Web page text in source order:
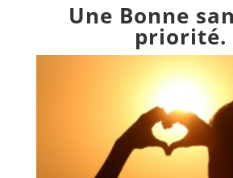
professeurs
Une Bonne
priorité.